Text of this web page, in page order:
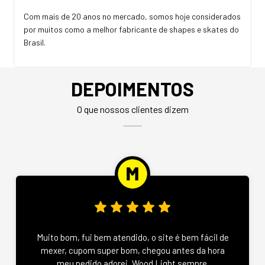
Com mais de 20 anos no mercado, somos hoje considerados
por muitos como a melhor fabricante de shapes e skates do
Brasil.
DEPOIMENTOS
O que nossos clientes dizem
Muito bom, fui bem atendido, o site é bem fácil de
mexer, cupom super bom, chegou antes da hora